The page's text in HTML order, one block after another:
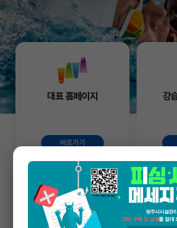
단
대표 홈페이지
바로가기
강
사전정보공표